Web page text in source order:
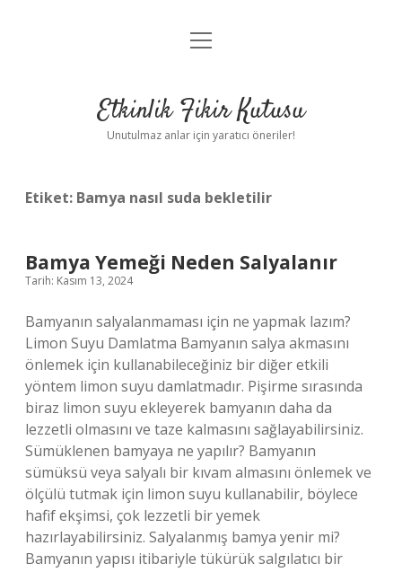
Anasayfa
Yasal Uyarı
menüyü
Etkinlik Fikir Kutusu
Unutulmaz anlar için yaratıcı öneriler!
Etiket: Bamya nasıl suda bekletilir
Bamya Yemeği Neden Salyalanır
Tarih: Kasım 13, 2024
Bamyanın salyalanmaması için ne yapmak lazım?
Limon Suyu Damlatma Bamyanın salya akmasını
önlemek için kullanabileceğiniz bir diğer etkili
yöntem limon suyu damlatmadır. Pişirme sırasında
biraz limon suyu ekleyerek bamyanın daha da
lezzetli olmasını ve taze kalmasını sağlayabilirsiniz.
Sümüklenen bamyaya ne yapılır? Bamyanın
sümüksü veya salyalı bir kıvam almasını önlemek ve
ölçülü tutmak için limon suyu kullanabilir, böylece
hafif ekşimsi, çok lezzetli bir yemek
hazırlayabilirsiniz. Salyalanmış bamya yenir mi?
Bamyanın yapısı itibariyle tükürük salgılatıcı bir